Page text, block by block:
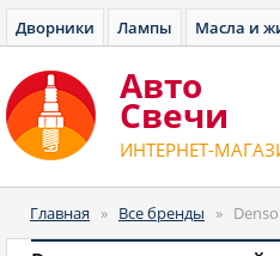
Дворники Лампы Масла и
Авто
Cвечи
ИНТЕРНЕТ-
Главная » Все бренды » Denso